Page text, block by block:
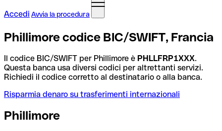
Accedi Avvia la procedura
Phillimore codice BIC/SWIFT, Francia
Il codice BIC/SWIFT per Phillimore è PHLLFRP1XXX.
Questa banca usa diversi codici per altrettanti servizi.
Richiedi il codice corretto al destinatario o alla banca.
Risparmia denaro su trasferimenti internazionali
Phillimore